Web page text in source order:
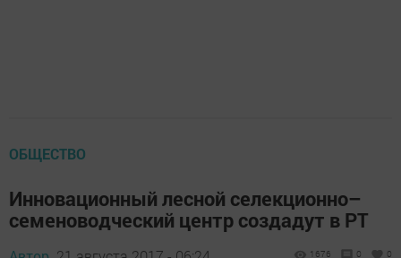
ОБЩЕСТВО
Инновационный лесной селекционно–
семеноводческий центр создадут в РТ
1676 0 0